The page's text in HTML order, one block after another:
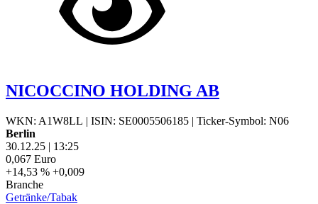
NICOCCINO HOLDING AB
WKN: A1W8LL | ISIN: SE0005506185 | Ticker-Symbol: N06
Berlin
30.12.25 | 13:25
0,067 Euro
+14,53 % +0,009
Branche
Getränke/Tabak